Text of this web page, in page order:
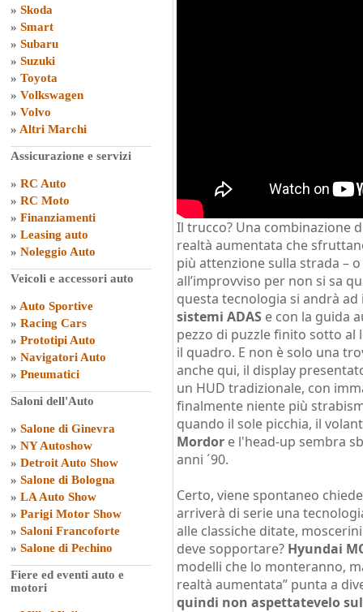
» Skoda
» Smart
» Subaru
» Suzuki
» Toyota
» Volkswagen
» Volvo
» Altri Marchi
Assicurazione e servizi
» RC Auto
» RC Moto
» Finanziamenti
» Leasing auto
» Noleggio Auto
Veicoli e accessori auto
» Auto Sportive
» Racing Cars
» Prototipi Auto
» Navigatori Auto
» Pneumatici
Saloni dell'Auto
» Salone di Ginevra
» NY Autoshow
» Detroit Auto Show
» Salone di Bologna
» LA Auto Show
» Parigi Motor Show
» Saloni Francoforte
» Salone di Pechino
Fiere ed eventi auto e
motori
Il trucco? Una combinazione
realtà aumentata che
più attenzione sulla strada –
all’improvviso per non si sa
questa tecnologia si andrà
sistemi ADAS e con la guida
pezzo di puzzle finito sotto al
il quadro. E non è solo una
anche qui, il display
un HUD tradizionale, con
finalmente niente più
quando il sole picchia, il
Mordor e l'head-up sembra
anni ´90.
Certo, viene spontaneo
arriverà di serie una
alle classiche ditate,
deve sopportare? Hyundai
modelli che lo monteranno,
realtà aumentata” punta a
quindi non aspettatevelo